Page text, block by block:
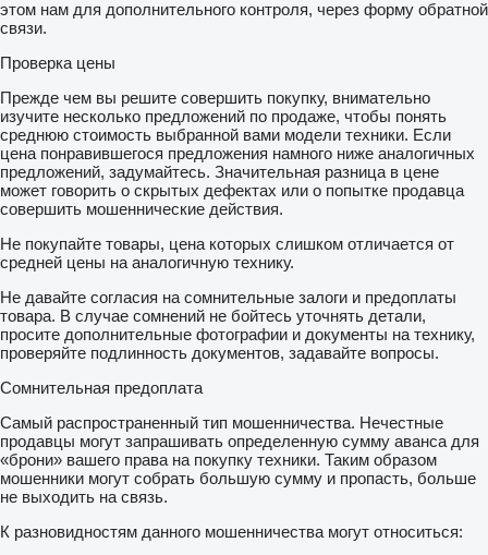
этом нам для дополнительного контроля, через форму обратной
связи.
Проверка цены
Прежде чем вы решите совершить покупку, внимательно
изучите несколько предложений по продаже, чтобы понять
среднюю стоимость выбранной вами модели техники. Если
цена понравившегося предложения намного ниже аналогичных
предложений, задумайтесь. Значительная разница в цене
может говорить о скрытых дефектах или о попытке продавца
совершить мошеннические действия.
Не покупайте товары, цена которых слишком отличается от
средней цены на аналогичную технику.
Не давайте согласия на сомнительные залоги и предоплаты
товара. В случае сомнений не бойтесь уточнять детали,
просите дополнительные фотографии и документы на технику,
проверяйте подлинность документов, задавайте вопросы.
Сомнительная предоплата
Самый распространенный тип мошенничества. Нечестные
продавцы могут запрашивать определенную сумму аванса для
«брони» вашего права на покупку техники. Таким образом
мошенники могут собрать большую сумму и пропасть, больше
не выходить на связь.
К разновидностям данного мошенничества могут относиться: